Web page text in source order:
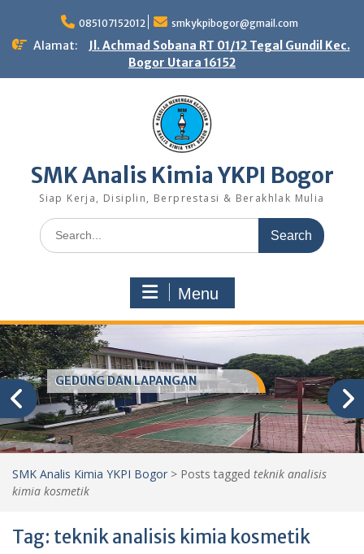
content
085107152012 smkykpibogor@gmail.com
Alamat:
Jl. Achmad Sobana RT 01/12 Tegal Gundil Kec.
Bogor Utara 16152
SMK Analis Kimia YKPI Bogor
Siap Kerja, Disiplin, Berprestasi & Berakhlak Mulia
Search
for:
Menu
GEDUNG DAN LAPANGAN
SMK Analis Kimia YKPI Bogor > Posts tagged teknik analisis
kimia kosmetik
Tag: teknik analisis kimia kosmetik